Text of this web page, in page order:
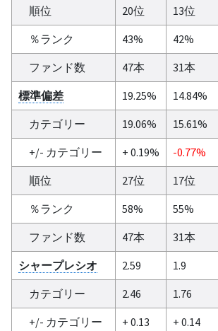
順位
20位 13位
％ランク
43% 42%
ファンド数
47本 31本
標準偏差
19.25% 14.84%
カテゴリー
19.06% 15.61%
+/- カテゴリー
+ 0.19% -0.77%
順位
27位 17位
％ランク
58% 55%
ファンド数
47本 31本
シャープレシオ
2.59 1.9
カテゴリー
2.46 1.76
+/- カテゴリー
+ 0.13 + 0.14